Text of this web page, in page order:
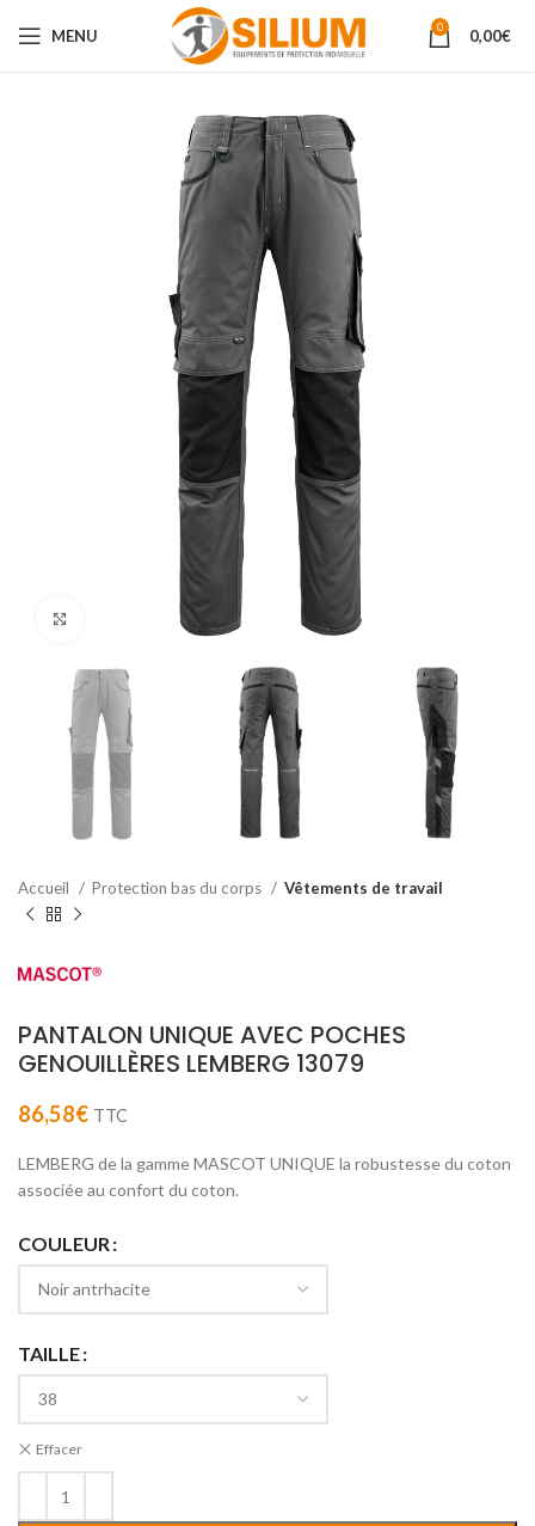
MENU 0 0,00€
Accueil Protection bas du corps Vêtements de travail
PANTALON UNIQUE AVEC POCHES
GENOUILLÈRES LEMBERG 13079
86,58€ TTC
LEMBERG de la gamme MASCOT UNIQUE la robustesse du coton
associée au confort du coton.
COULEUR
TAILLE
Effacer